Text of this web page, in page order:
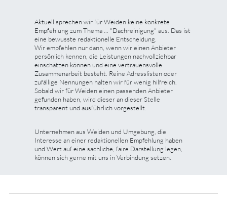
Aktuell sprechen wir für Weiden keine konkrete
Empfehlung zum Thema ... "Dachreinigung" aus. Das ist
eine bewusste redaktionelle Entscheidung.
Wir empfehlen nur dann, wenn wir einen Anbieter
persönlich kennen, die Leistungen nachvollziehbar
einschätzen können und eine vertrauensvolle
Zusammenarbeit besteht. Reine Adresslisten oder
zufällige Nennungen halten wir für wenig hilfreich.
Sobald wir für Weiden einen passenden Anbieter
gefunden haben, wird dieser an dieser Stelle
transparent und ausführlich vorgestellt.
Unternehmen aus Weiden und Umgebung, die
Interesse an einer redaktionellen Empfehlung haben
und Wert auf eine sachliche, faire Darstellung legen,
können sich gerne mit uns in Verbindung setzen.